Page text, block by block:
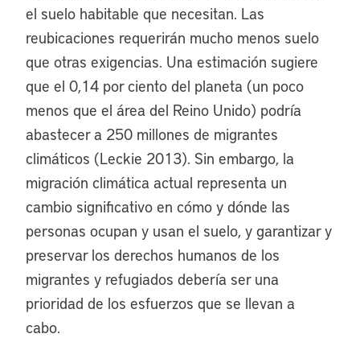
el suelo habitable que necesitan. Las
reubicaciones requerirán mucho menos suelo
que otras exigencias. Una estimación sugiere
que el 0,14 por ciento del planeta (un poco
menos que el área del Reino Unido) podría
abastecer a 250 millones de migrantes
climáticos (Leckie 2013). Sin embargo, la
migración climática actual representa un
cambio significativo en cómo y dónde las
personas ocupan y usan el suelo, y garantizar y
preservar los derechos humanos de los
migrantes y refugiados debería ser una
prioridad de los esfuerzos que se llevan a
cabo.